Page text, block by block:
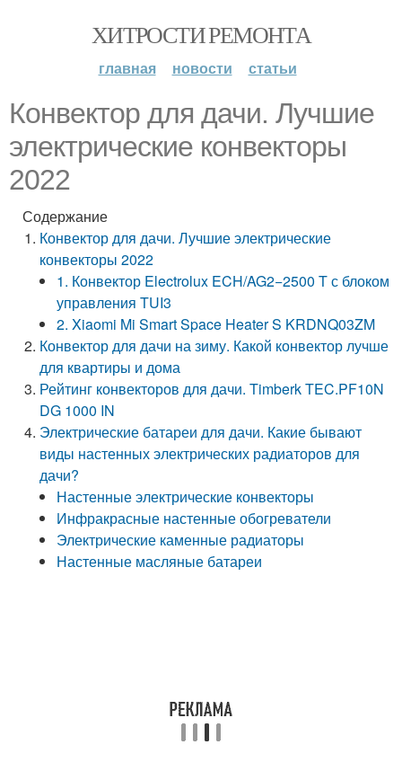
ХИТРОСТИ РЕМОНТА
главная новости статьи
Конвектор для дачи. Лучшие
электрические конвекторы
2022
Содержание
Конвектор для дачи. Лучшие электрические
конвекторы 2022
1. Конвектор Electrolux ECH/AG2−2500 T с блоком
управления TUI3
2. Xiaomi Mi Smart Space Heater S KRDNQ03ZM
Конвектор для дачи на зиму. Какой конвектор лучше
для квартиры и дома
Рейтинг конвекторов для дачи. Timberk TEC.PF10N
DG 1000 IN
Электрические батареи для дачи. Какие бывают
виды настенных электрических радиаторов для
дачи?
Настенные электрические конвекторы
Инфракрасные настенные обогреватели
Электрические каменные радиаторы
Настенные масляные батареи